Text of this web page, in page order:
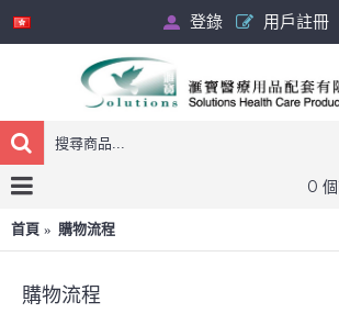
登錄 用戶註冊
0
首頁 購物流程
購物流程